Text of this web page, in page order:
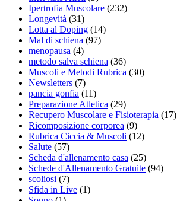
Ipertrofia Muscolare (232)
Longevità (31)
Lotta al Doping (14)
Mal di schiena (97)
menopausa (4)
metodo salva schiena (36)
Muscoli e Metodi Rubrica (30)
Newsletters (7)
pancia gonfia (11)
Preparazione Atletica (29)
Recupero Muscolare e Fisioterapia (17)
Ricomposizione corporea (9)
Rubrica Ciccia & Muscoli (12)
Salute (57)
Scheda d'allenamento casa (25)
Schede d'Allenamento Gratuite (94)
scoliosi (7)
Sfida in Live (1)